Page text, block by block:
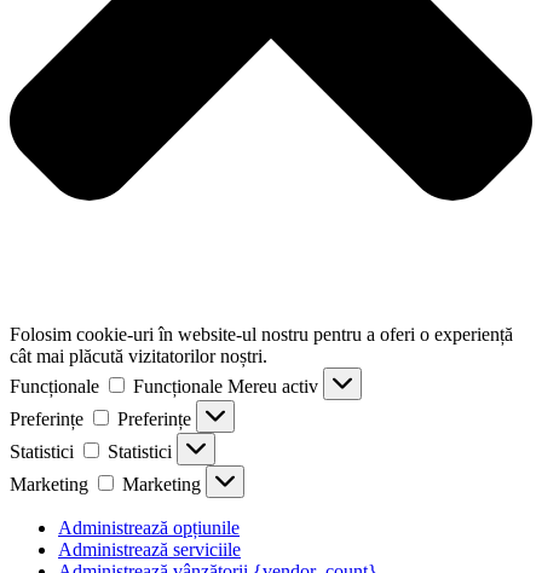
Folosim cookie-uri în website-ul nostru pentru a oferi o experiență
cât mai plăcută vizitatorilor noștri.
Funcționale
Funcționale Mereu activ
Preferințe
Preferințe
Statistici
Statistici
Marketing
Marketing
Administrează opțiunile
Administrează serviciile